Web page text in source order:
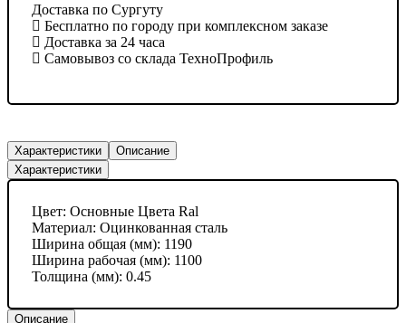
Доставка по Сургуту
Бесплатно по городу при комплексном заказе
Доставка за 24 часа
Самовывоз со склада ТехноПрофиль
Характеристики
Описание
Характеристики
Цвет: Основные Цвета Ral
Материал: Оцинкованная сталь
Ширина общая (мм): 1190
Ширина рабочая (мм): 1100
Толщина (мм): 0.45
Описание